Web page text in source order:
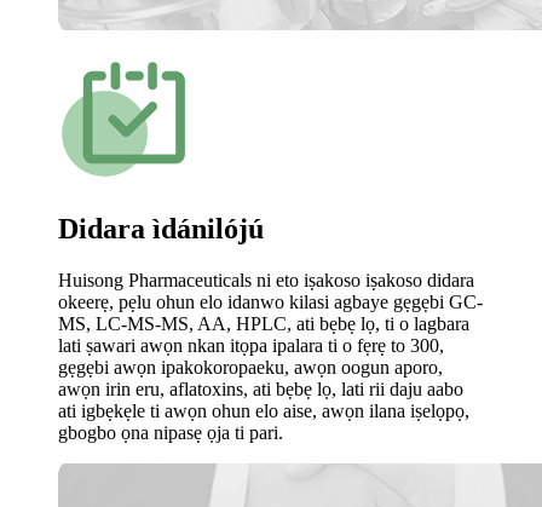
Didara ìdánilójú
Huisong Pharmaceuticals ni eto iṣakoso iṣakoso didara
okeerẹ, pẹlu ohun elo idanwo kilasi agbaye gẹgẹbi GC-
MS, LC-MS-MS, AA, HPLC, ati bẹbẹ lọ, ti o lagbara
lati ṣawari awọn nkan itọpa ipalara ti o fẹrẹ to 300,
gẹgẹbi awọn ipakokoropaeku, awọn oogun aporo,
awọn irin eru, aflatoxins, ati bẹbẹ lọ, lati rii daju aabo
ati igbẹkẹle ti awọn ohun elo aise, awọn ilana iṣelọpọ,
gbogbo ọna nipasẹ ọja ti pari.